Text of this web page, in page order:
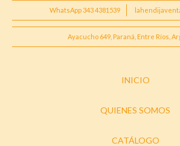
WhatsApp 343 4381539
Ayacucho 649, Paraná, Entre Ríos,
INICIO
QUIENES SOMOS
CATÁLOGO